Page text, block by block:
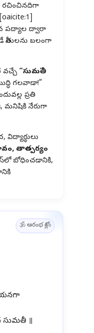
రచించినదిగా
పద్యాల ద్వారా
బలంగా
వచ్చే “సుమతీ”
గలవాడా!”
ప్రతి
మనిషికి నేరుగా
తాత్పర్యం
బోధించడానికి,
🕉️ ఆరంభ శ్లోకం
యనగా